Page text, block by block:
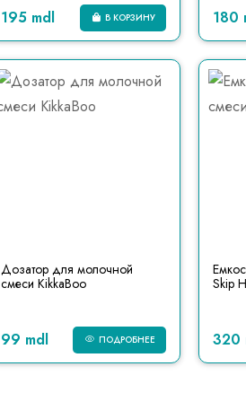
195 mdl В КОРЗИНУ 180
Дозатор для молочной
смеси KikkaBoo
99 mdl ПОДРОБНЕЕ
Skip
320